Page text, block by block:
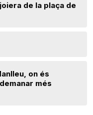
de la plaça de
on és
més